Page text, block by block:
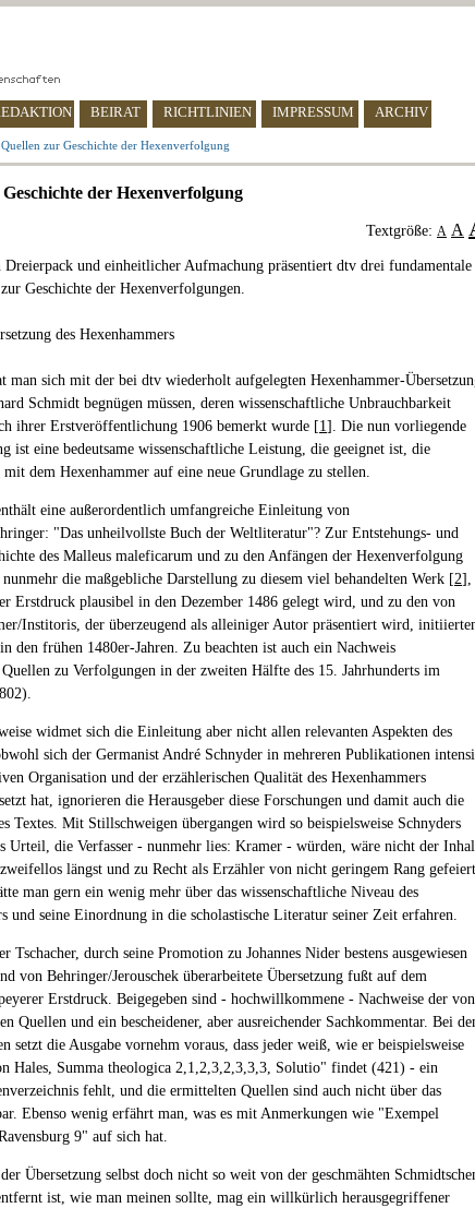
BEIRAT RICHTLINIEN IMPRESSUM ARCHIV
Quellen zur Geschichte der Hexenverfolgung
der Hexenverfolgung
Textgröße: A A
und einheitlicher Aufmachung präsentiert dtv drei fundamentale
Geschichte der Hexenverfolgungen.
des Hexenhammers
man sich mit der bei dtv wiederholt aufgelegten Hexenhammer-
Schmidt begnügen müssen, deren wissenschaftliche Unbrauchbarkeit
ihrer Erstveröffentlichung 1906 bemerkt wurde [1]. Die nun vorliegende
ist eine bedeutsame wissenschaftliche Leistung, die geeignet ist, die
dem Hexenhammer auf eine neue Grundlage zu stellen.
eine außerordentlich umfangreiche Einleitung von
"Das unheilvollste Buch der Weltliteratur"? Zur Entstehungs- und
des Malleus maleficarum und zu den Anfängen der Hexenverfolgung
die maßgebliche Darstellung zu diesem viel behandelten Werk [2],
Erstdruck plausibel in den Dezember 1486 gelegt wird, und zu den von
Institoris, der überzeugend als alleiniger Autor präsentiert wird,
den frühen 1480er-Jahren. Zu beachten ist auch ein Nachweis
zu Verfolgungen in der zweiten Hälfte des 15. Jahrhunderts im
widmet sich die Einleitung aber nicht allen relevanten Aspekten des
sich der Germanist André Schnyder in mehreren Publikationen
Organisation und der erzählerischen Qualität des Hexenhammers
hat, ignorieren die Herausgeber diese Forschungen und damit auch die
Textes. Mit Stillschweigen übergangen wird so beispielsweise Schnyders
Urteil, die Verfasser - nunmehr lies: Kramer - würden, wäre nicht der
längst und zu Recht als Erzähler von nicht geringem Rang
man gern ein wenig mehr über das wissenschaftliche Niveau des
und seine Einordnung in die scholastische Literatur seiner Zeit erfahren.
Tschacher, durch seine Promotion zu Johannes Nider bestens ausgewiesen
von Behringer/Jerouschek überarbeitete Übersetzung fußt auf dem
Erstdruck. Beigegeben sind - hochwillkommene - Nachweise der von
Quellen und ein bescheidener, aber ausreichender Sachkommentar. Bei
setzt die Ausgabe vornehm voraus, dass jeder weiß, wie er beispielsweise
Hales, Summa theologica 2,1,2,3,2,3,3,3, Solutio" findet (421) - ein
fehlt, und die ermittelten Quellen sind auch nicht über das
Ebenso wenig erfährt man, was es mit Anmerkungen wie "Exempel
9" auf sich hat.
Übersetzung selbst doch nicht so weit von der geschmähten
ist, wie man meinen sollte, mag ein willkürlich herausgegriffener